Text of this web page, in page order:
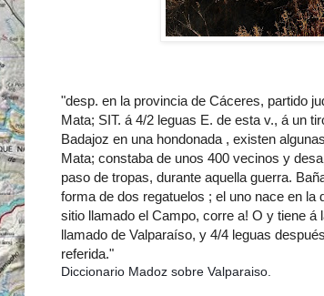
"desp. en la provincia de Cáceres, partido
Mata; SIT. á 4/2 leguas E. de esta v., á un
Badajoz en una hondonada , existen
Mata; constaba de unos 400 vecinos y
paso de tropas, durante aquella guerra.
forma de dos regatuelos ; el uno nace en
sitio llamado el Campo, corre a! O y tiene á
llamado de Valparaíso, y 4/4 leguas
referida."
Diccionario Madoz sobre Valparaiso.